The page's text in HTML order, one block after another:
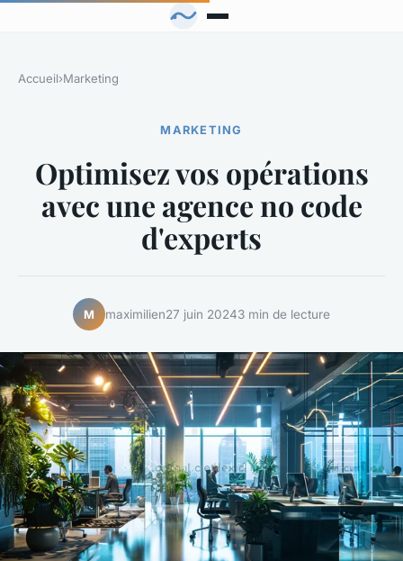
Accueil›Marketing
MARKETING
Optimisez vos opérations
avec une agence no code
d'experts
M maximilien27 juin 20243 min de lecture